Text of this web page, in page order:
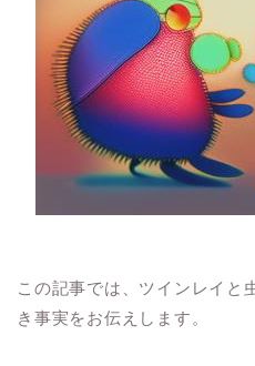
この記事では、ツインレイと
き事実をお伝えします。